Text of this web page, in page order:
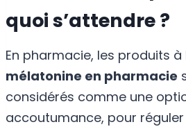
quoi s’attendre ?
En pharmacie, les produits
mélatonine en pharmacie
considérés comme une
accoutumance, pour réguler